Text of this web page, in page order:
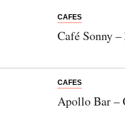
CAFES
Café Sonny
CAFES
Apollo Bar –